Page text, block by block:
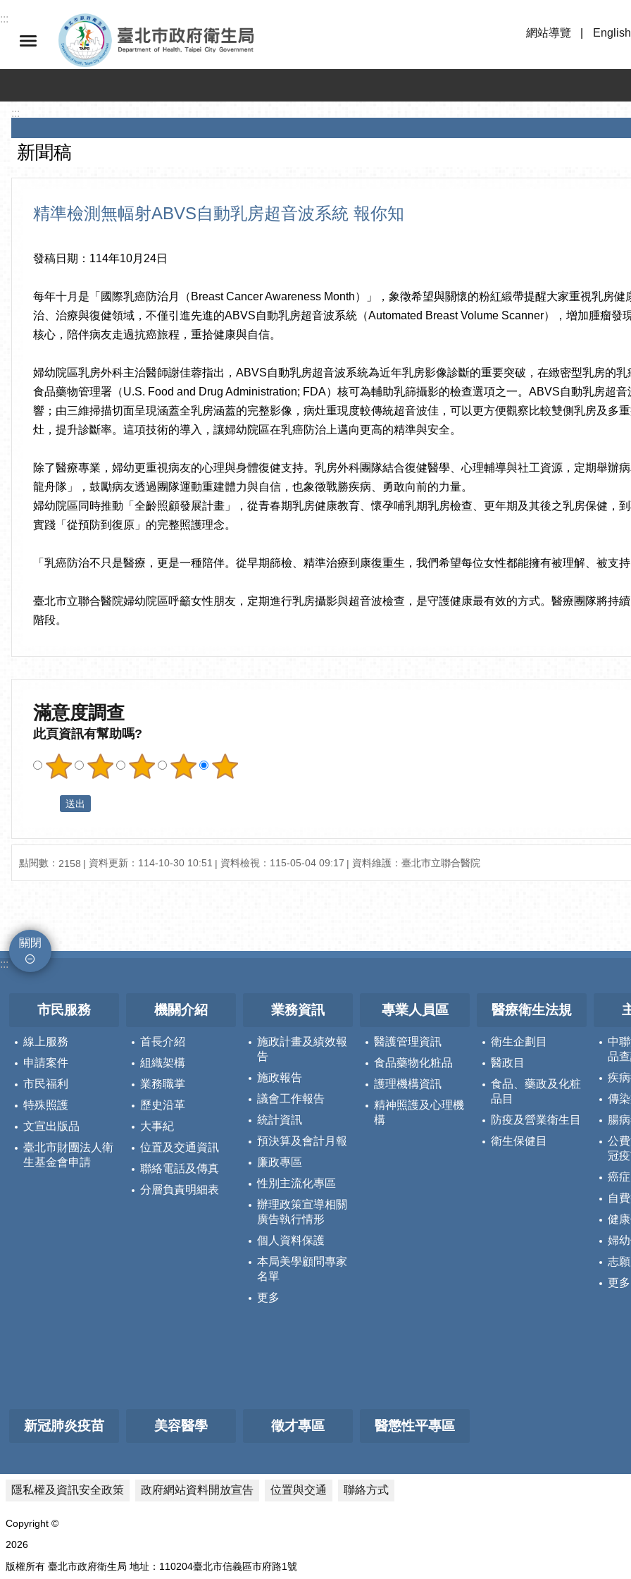
跳到主要內容區塊
:::
網站導覽
English
:::
新聞稿
精準檢測無幅射ABVS自動乳房超音波系統 報你知
發稿日期：114年10月24日
每年十月是「國際乳癌防治月（Breast Cancer Awareness Month）」，象徵希望與關懷的粉紅緞帶提醒大家重視乳房
治、治療與復健領域，不僅引進先進的ABVS自動乳房超音波系統（Automated Breast Volume Scanner），增加腫瘤
核心，陪伴病友走過抗癌旅程，重拾健康與自信。
婦幼院區乳房外科主治醫師謝佳蓉指出，ABVS自動乳房超音波系統為近年乳房影像診斷的重要突破，在緻密型乳房的
食品藥物管理署（U.S. Food and Drug Administration; FDA）核可為輔助乳篩攝影的檢查選項之一。ABVS自動乳房超
響；由三維掃描切面呈現涵蓋全乳房涵蓋的完整影像，病灶重現度較傳統超音波佳，可以更方便觀察比較雙側乳房及多
灶，提升診斷率。這項技術的導入，讓婦幼院區在乳癌防治上邁向更高的精準與安全。
除了醫療專業，婦幼更重視病友的心理與身體復健支持。乳房外科團隊結合復健醫學、心理輔導與社工資源，定期舉辦
龍舟隊」，鼓勵病友透過團隊運動重建體力與自信，也象徵戰勝疾病、勇敢向前的力量。
婦幼院區同時推動「全齡照顧發展計畫」，從青春期乳房健康教育、懷孕哺乳期乳房檢查、更年期及其後之乳房保健，
實踐「從預防到復原」的完整照護理念。
「乳癌防治不只是醫療，更是一種陪伴。從早期篩檢、精準治療到康復重生，我們希望每位女性都能擁有被理解、被支
臺北市立聯合醫院婦幼院區呼籲女性朋友，定期進行乳房攝影與超音波檢查，是守護健康最有效的方式。醫療團隊將持
階段。
滿意度調查
此頁資訊有幫助嗎?
點閱數： 2158 資料更新：114-10-30 10:51 資料檢視：115-05-04 09:17 資料維護：臺北市立聯合醫院
關閉
:::
市民服務
線上服務
申請案件
市民福利
特殊照護
文宣出版品
臺北市財團法人衛
生基金會申請
機關介紹
首長介紹
組織架構
業務職掌
歷史沿革
大事紀
位置及交通資訊
聯絡電話及傳真
分層負責明細表
業務資訊
施政計畫及績效報
告
施政報告
議會工作報告
統計資訊
預決算及會計月報
廉政專區
性別主流化專區
辦理政策宣導相關
廣告執行情形
個人資料保護
本局美學顧問專家
名單
更多
專業人員區
醫護管理資訊
食品藥物化粧品
護理機構資訊
精神照護及心理機
構
醫療衛生法規
衛生企劃目
醫政目
食品、藥政及化粧
品目
防疫及營業衛生目
衛生保健目
中
品
疾
傳
腸
公
冠
癌
自
健
婦
志
更多
新冠肺炎疫苗 美容醫學 徵才專區 醫懲性平專區
隱私權及資訊安全政策 政府網站資料開放宣告 位置與交通 聯絡方式
Copyright ©
2026
版權所有 臺北市政府衛生局 地址：110204臺北市信義區市府路1號